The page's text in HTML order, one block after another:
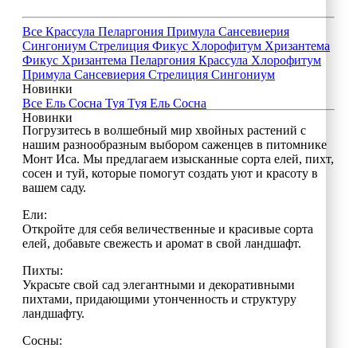
Все Крассула Пеларгония Примула Сансевиерия
Сингониум Стрелиция Фикус Хлорофитум Хризантема
Фикус Хризантема Пеларгония Крассула Хлорофитум
Примула Сансевиерия Стрелиция Сингониум
Новинки
Все Ель Сосна Туя Туя Ель Сосна
Новинки
Погрузитесь в волшебный мир хвойных растений с
нашим разнообразным выбором саженцев в питомнике
Монт Иса. Мы предлагаем изысканные сорта елей, пихт,
сосен и туй, которые помогут создать уют и красоту в
вашем саду.
Ели:
Откройте для себя величественные и красивые сорта
елей, добавьте свежесть и аромат в свой ландшафт.
Пихты:
Украсьте свой сад элегантными и декоративными
пихтами, придающими утонченность и структуру
ландшафту.
Сосны: